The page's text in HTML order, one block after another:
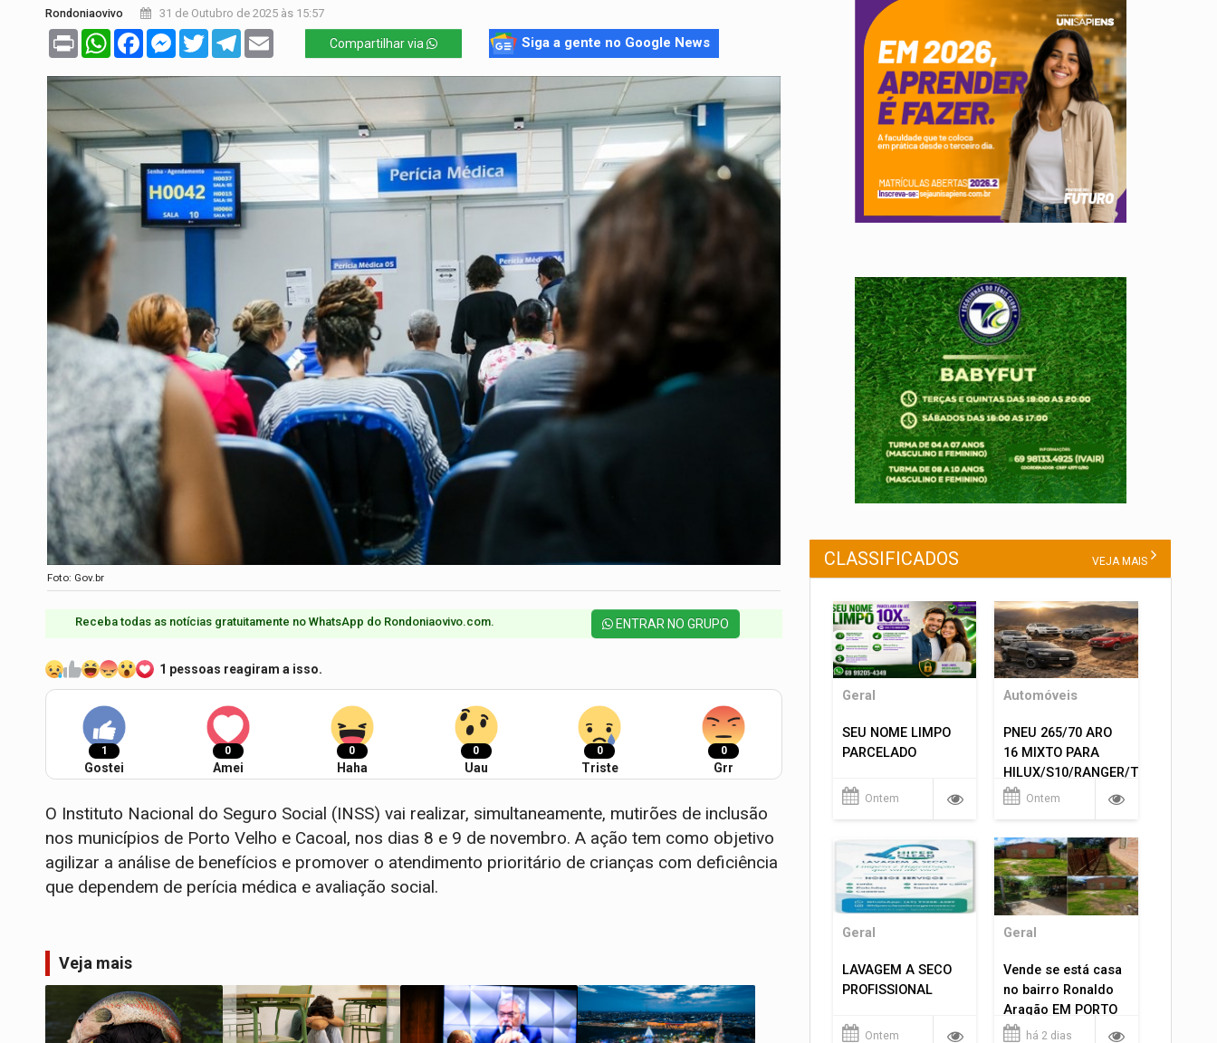
Rondoniaovivo 31 de Outubro de 2025 às 15:57
Print WhatsAppFacebookMessenger
TwitterTelegram Compartilhar via Siga a gente no Google News
Foto: Gov.br
Receba todas as notícias gratuitamente no WhatsApp do Rondoniaovivo.com.​ ENTRAR NO GRUPO
1 pessoas reagiram a isso.
1
Gostei
0
Amei
0
Haha
0
Uau
0
Triste
0
Grr
O Instituto Nacional do Seguro Social (INSS) vai realizar, simultaneamente, mutirões de inclusão
nos municípios de Porto Velho e Cacoal, nos dias 8 e 9 de novembro. A ação tem como objetivo
agilizar a análise de benefícios e promover o atendimento prioritário de crianças com deficiência
que dependem de perícia médica e avaliação social.
Veja mais
CLASSIFICADOS VEJA MAIS
Geral
SEU NOME LIMPO
PARCELADO
Ontem
Automóveis
PNEU 265/70 ARO
16 MIXTO PARA
HILUX/S10/RANGER/TRITON
ETC... MONTAGEM
Ontem
Geral
LAVAGEM A SECO
PROFISSIONAL
Ontem
Geral
Vende se está casa
no bairro Ronaldo
Aragão EM PORTO
VELHO RO.
há 2 dias